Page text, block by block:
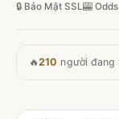
🔒 Bảo Mật SSL🎰
🔥210 người đang